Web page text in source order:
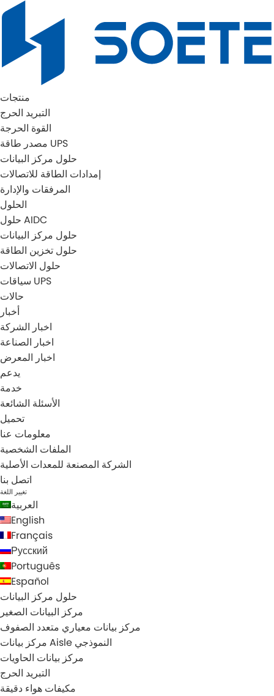
منتجات
التبريد الحرج
القوة الحرجة
مصدر طاقة UPS
حلول مركز البيانات
إمدادات الطاقة للاتصالات
المرفقات والإدارة
الحلول
حلول AIDC
حلول مركز البيانات
حلول تخزين الطاقة
حلول الاتصالات
سياقات UPS
حالات
أخبار
اخبار الشركة
اخبار الصناعة
اخبار المعرض
يدعم
خدمة
الأسئلة الشائعة
تحميل
معلومات عنا
الملفات الشخصية
الشركة المصنعة للمعدات الأصلية
اتصل بنا
تغيير اللغة
العربية
English
Français
Русский
Português
Español
حلول مركز البيانات
مركز البيانات الصغير
مركز بيانات معياري متعدد الصفوف
مركز بيانات Aisle النموذجي
مركز بيانات الحاويات
التبريد الحرج
مكيفات هواء دقيقة